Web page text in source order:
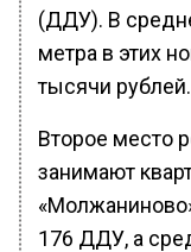
(ДДУ). В
метра в этих
тысячи рублей.
Второе место
занимают
176 ДДУ, а